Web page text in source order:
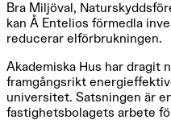
Bra Miljöval,
kan Å Entelios förmedla
reducerar elförbrukningen.
Akademiska Hus har dragit
framgångsrikt
universitet. Satsningen är
fastighetsbolagets arbete